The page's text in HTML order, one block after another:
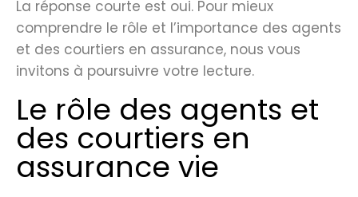
La réponse courte est oui. Pour mieux
comprendre le rôle et l’importance des agents
et des courtiers en assurance, nous vous
invitons à poursuivre votre lecture.
Le rôle des agents et
des courtiers en
assurance vie